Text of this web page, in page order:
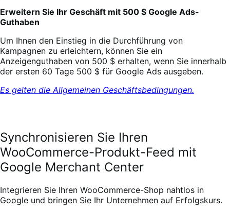
Erweitern Sie Ihr Geschäft mit 500 $ Google Ads-
Guthaben
Um Ihnen den Einstieg in die Durchführung von
Kampagnen zu erleichtern, können Sie ein
Anzeigenguthaben von 500 $ erhalten, wenn Sie innerhalb
der ersten 60 Tage 500 $ für Google Ads ausgeben.
Es gelten die Allgemeinen Geschäftsbedingungen.
Synchronisieren Sie Ihren
WooCommerce-Produkt-Feed mit
Google Merchant Center
Integrieren Sie Ihren WooCommerce-Shop nahtlos in
Google und bringen Sie Ihr Unternehmen auf Erfolgskurs.